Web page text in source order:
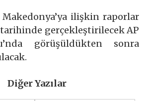
ilişkin raporlar
gerçekleştirilecek AP
görüşüldükten sonra
Diğer Yazılar